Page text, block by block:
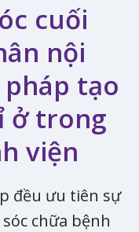
cuối
nội
tạo
ở trong
viện
đều ưu tiên sự
chữa bệnh